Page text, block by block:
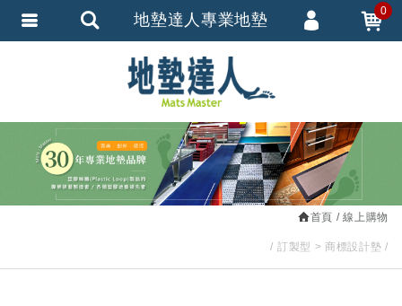
首頁 線上購物
訂製型 商標設計墊
地墊達人專業地墊 0
會員登入
會員註冊
忘記密碼
訂單查詢
追蹤清單
繁體中文